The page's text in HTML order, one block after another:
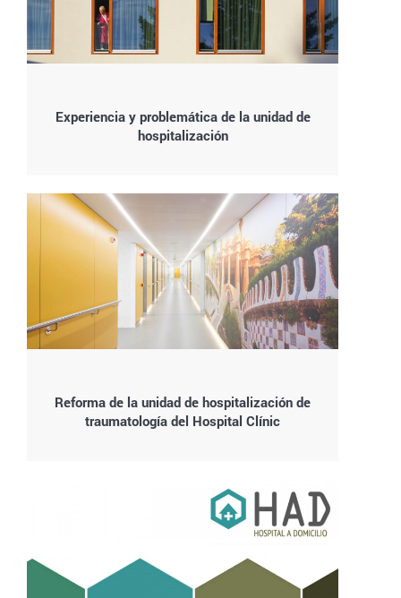
Experiencia y problemática de la unidad de
hospitalización
Reforma de la unidad de hospitalización de
traumatología del Hospital Clínic